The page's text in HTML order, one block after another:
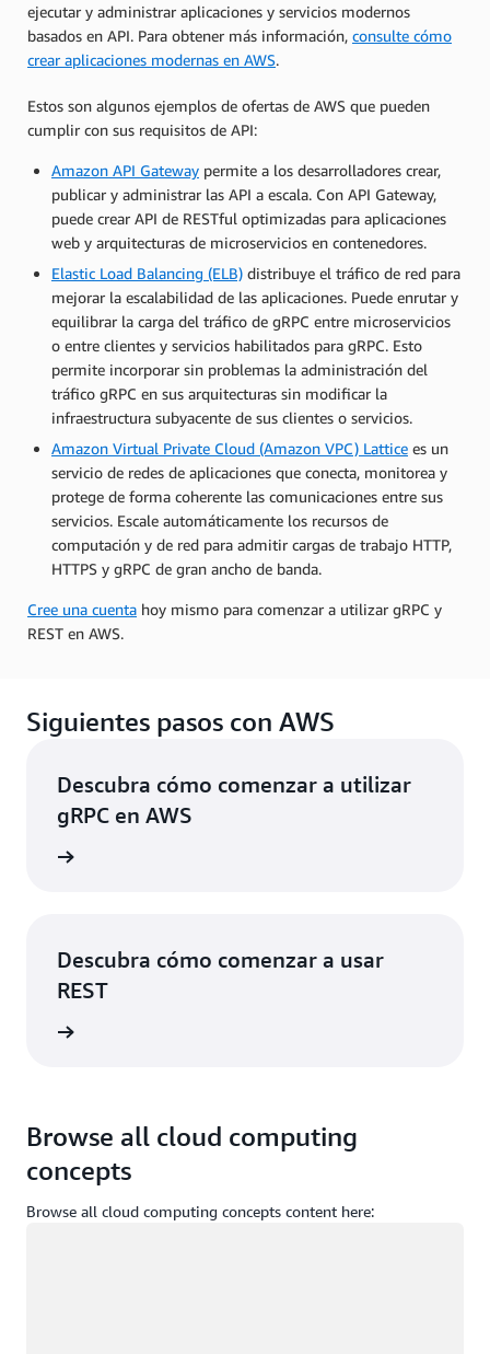
ejecutar y administrar aplicaciones y servicios modernos
basados en API. Para obtener más información, consulte cómo
crear aplicaciones modernas en AWS.
Estos son algunos ejemplos de ofertas de AWS que pueden
cumplir con sus requisitos de API:
Amazon API Gateway permite a los desarrolladores crear,
publicar y administrar las API a escala. Con API Gateway,
puede crear API de RESTful optimizadas para aplicaciones
web y arquitecturas de microservicios en contenedores.
Elastic Load Balancing (ELB) distribuye el tráfico de red para
mejorar la escalabilidad de las aplicaciones. Puede enrutar y
equilibrar la carga del tráfico de gRPC entre microservicios
o entre clientes y servicios habilitados para gRPC. Esto
permite incorporar sin problemas la administración del
tráfico gRPC en sus arquitecturas sin modificar la
infraestructura subyacente de sus clientes o servicios.
Amazon Virtual Private Cloud (Amazon VPC) Lattice es un
servicio de redes de aplicaciones que conecta, monitorea y
protege de forma coherente las comunicaciones entre sus
servicios. Escale automáticamente los recursos de
computación y de red para admitir cargas de trabajo HTTP,
HTTPS y gRPC de gran ancho de banda.
Cree una cuenta hoy mismo para comenzar a utilizar gRPC y
REST en AWS.
Siguientes pasos con AWS
Descubra cómo comenzar a utilizar
gRPC en AWS
Descubra cómo comenzar a usar
REST
Browse all cloud computing
concepts
Browse all cloud computing concepts content here: